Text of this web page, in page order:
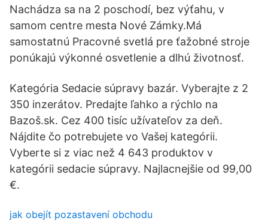
Nachádza sa na 2 poschodí, bez výťahu, v
samom centre mesta Nové Zámky.Má
samostatnú Pracovné svetlá pre ťažobné stroje
ponúkajú výkonné osvetlenie a dlhú životnosť.
Kategória Sedacie súpravy bazár. Vyberajte z 2
350 inzerátov. Predajte ľahko a rýchlo na
Bazoš.sk. Cez 400 tisíc užívateľov za deň.
Nájdite čo potrebujete vo Vašej kategórii.
Vyberte si z viac než 4 643 produktov v
kategórii sedacie súpravy. Najlacnejšie od 99,00
€.
jak obejít pozastavení obchodu